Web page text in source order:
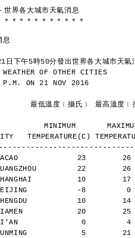
世界各大城市天氣消息
＊ ＊ ＊ ＊ ＊ ＊ ＊ ＊ ＊ ＊ ＊
息
日下午5時50分發出世界各大城市天氣
WEATHER OF OTHER CITIES
ON 21 NOV 2016
最低溫度﹝攝氏﹞ 最高溫
MINIMUM
23
22
10
-8         0
10
20        25
0         4
5